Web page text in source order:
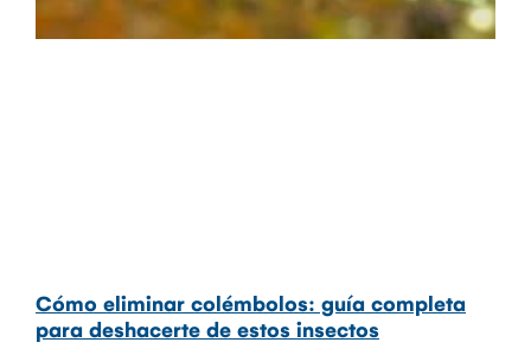
Cómo eliminar colémbolos: guía completa
para deshacerte de estos insectos